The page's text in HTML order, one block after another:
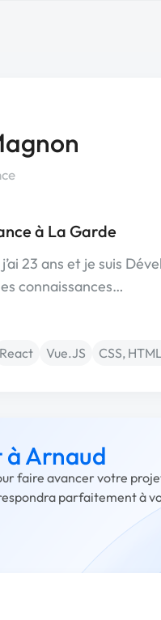
à La Garde
23 ans et je suis
connaissances…
React Vue.JS CSS,
Arnaud
faire avancer votre
parfaitement à